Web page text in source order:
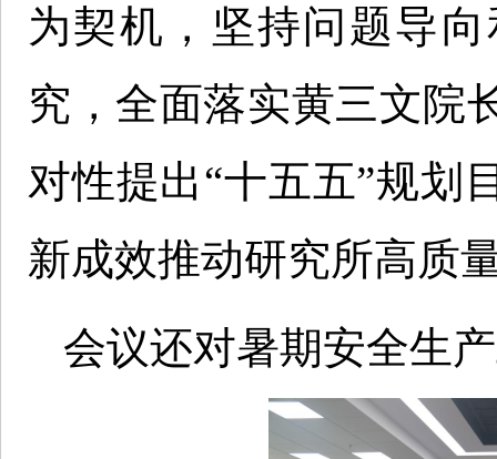
为契机，坚持问题导
究，全面落实黄三文院
对性提出“十五五”规划
新成效推动研究所高质
会议还对暑期安全生